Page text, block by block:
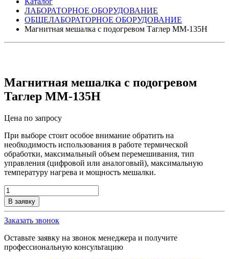
ЛАБОРАТОРНОЕ ОБОРУДОВАНИЕ
ОБЩЕЛАБОРАТОРНОЕ ОБОРУДОВАНИЕ
Магнитная мешалка с подогревом Таглер ММ-135Н
Магнитная мешалка с подогревом
Таглер ММ-135Н
Цена по запросу
При выборе стоит особое внимание обратить на
необходимость использования в работе термической
обработки, максимальный объем перемешивания, тип
управления (цифровой или аналоговый), максимальную
температуру нагрева и мощность мешалки.
Количество
товара
Магнитная
мешалка
с
подогревом
Таглер
ММ-135Н
В заявку
Заказать звонок
Оставьте заявку на звонок менеджера и получите
профессиональную консультацию